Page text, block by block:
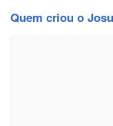
Quem criou o